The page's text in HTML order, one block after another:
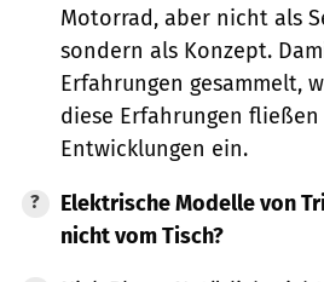
Motorrad, aber nicht als
sondern als Konzept.
Erfahrungen gesammelt,
diese Erfahrungen
Entwicklungen ein.
Elektrische Modelle von
nicht vom Tisch?